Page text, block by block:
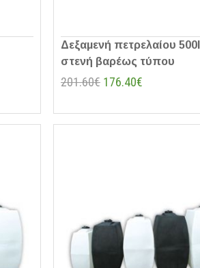
Δεξαμενή πετρελαίου
στενή βαρέως τύπου
201.60€ 176.40€